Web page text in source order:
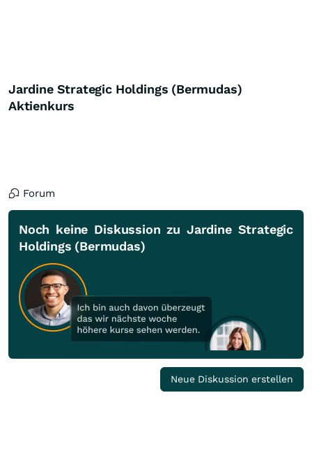
Jardine Strategic Holdings (Bermudas)
Aktienkurs
Forum
Noch keine Diskussion zu Jardine Strategic
Holdings (Bermudas)
Neue Diskussion erstellen